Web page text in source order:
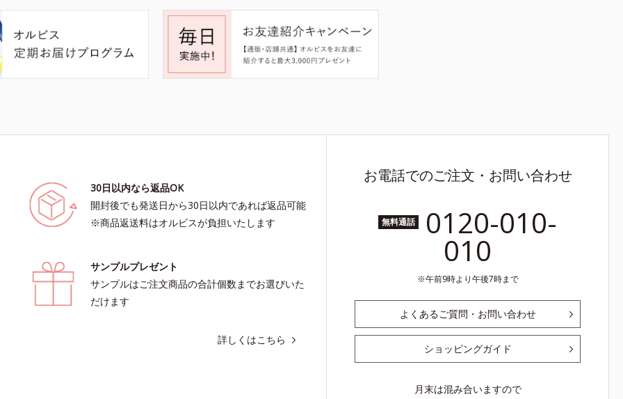
30日以内なら返品OK
開封後でも発送日から30日以内であれば返品可能
※商品返送料はオルビスが負担いたします
サンプルプレゼント
サンプルはご注文商品の合計個数までお選びいた
だけます
詳しくはこちら
お電話でのご注文・お問い合わせ
無料通話 0120-010-
010
午前9時より午後7時まで
よくあるご質問・お問い合わせ
ショッピングガイド
月末は混み合いますので